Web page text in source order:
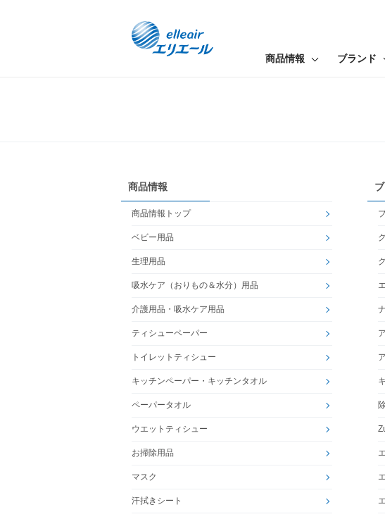
商品情報 ブランド
商品情報
商品情報トップ
ベビー用品
生理用品
吸水ケア（おりもの＆水分）用品
介護用品・吸水ケア用品
ティシューペーパー
トイレットティシュー
キッチンペーパー・キッチンタオル
ペーパータオル
ウエットティシュー
お掃除用品
マスク
汗拭きシート